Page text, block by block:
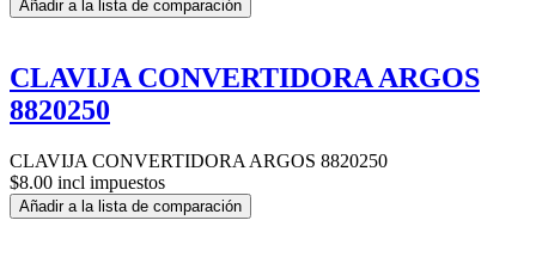
Añadir a la lista de comparación
CLAVIJA CONVERTIDORA ARGOS
8820250
CLAVIJA CONVERTIDORA ARGOS 8820250
$8.00 incl impuestos
Añadir a la lista de comparación